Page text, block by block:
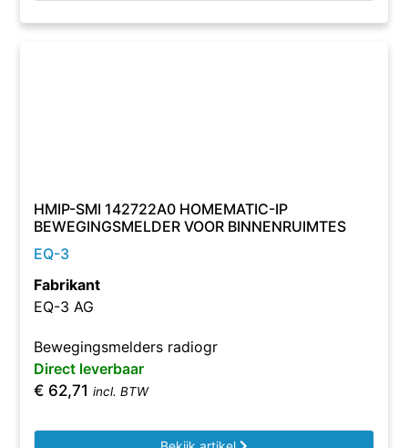
HMIP-SMI 142722A0 HOMEMATIC-IP
BEWEGINGSMELDER VOOR BINNENRUIMTES
EQ-3
Fabrikant
EQ-3 AG
Bewegingsmelders radiogr
Direct leverbaar
€ 62,71 incl. BTW